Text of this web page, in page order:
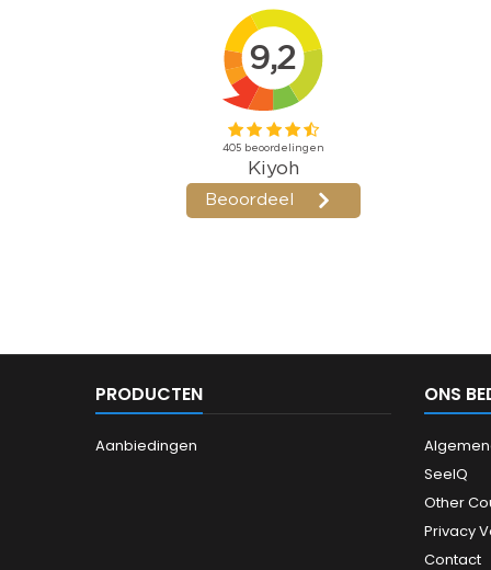
PRODUCTEN
Aanbiedingen
ONS
SeeIQ
Other
Privacy
Contact